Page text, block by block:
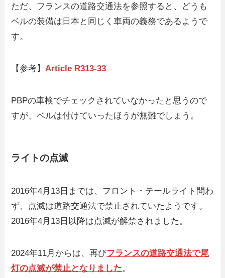
ただ、フランスの道路交通法を参照すると、どうも
ベルの装備は日本と同じく車両の義務であるようで
す。
【参考】Article R313-33
PBPの車検でチェックされていなかったと思うので
すが、ベルは付けていったほうが無難でしょう。
ライトの点滅
2016年4月13日までは、フロント・テールライト問わ
ず、点滅は道路交通法で禁止されていたようです。
2016年4月13日以降は点滅が解禁されました。
2024年11月からは、再びフランスの道路交通法で尾
灯の点滅が禁止となりました。